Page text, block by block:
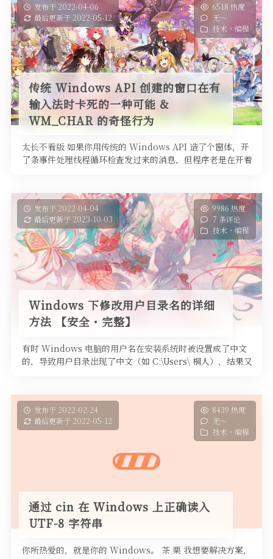
发布于 2022-04-06
最后更新于 2022-05-12
6518 热度
无～
技术・编程
传统 Windows API 创建的窗口在有
输入法时卡死的一种可能 &
WM_CHAR 的奇怪行为
太长不看版 如果你用传统的 Windows API 造了个窗体，开
了条事件处理线程循环检查发过来的消息，但程序老是在开着
发布于 2022-04-04
最后更新于 2023-10-03
9986 热度
7 条评论
技术・编程
Windows 下修改用户目录名的详细
方法 【安全・完整】
有时 Windows 电脑的用户名在安装系统时被设置成了中文
的，导致用户目录出现了中文（如 C:\Users\ 桐人），结果又
发布于 2022-02-24
最后更新于 2022-05-12
8439 热度
无～
技术・编程
通过 cin 在 Windows 上正确读入
UTF-8 字符串
你所热爱的，就是你的 Windows。 茶 栗 我想要解决方案，